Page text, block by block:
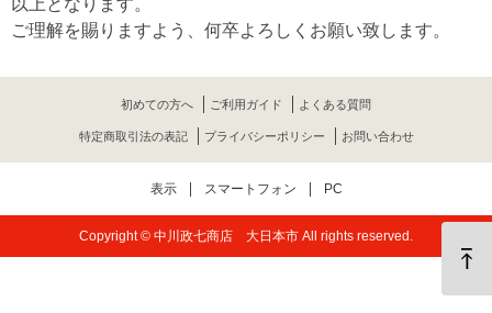
以上となります。
ご理解を賜りますよう、何卒よろしくお願い致します。
初めての方へ ご利用ガイド よくある質問
特定商取引法の表記 プライバシーポリシー お問い合わせ
表示 スマートフォン PC
Copyright © 中川政七商店 大日本市 All rights reserved.